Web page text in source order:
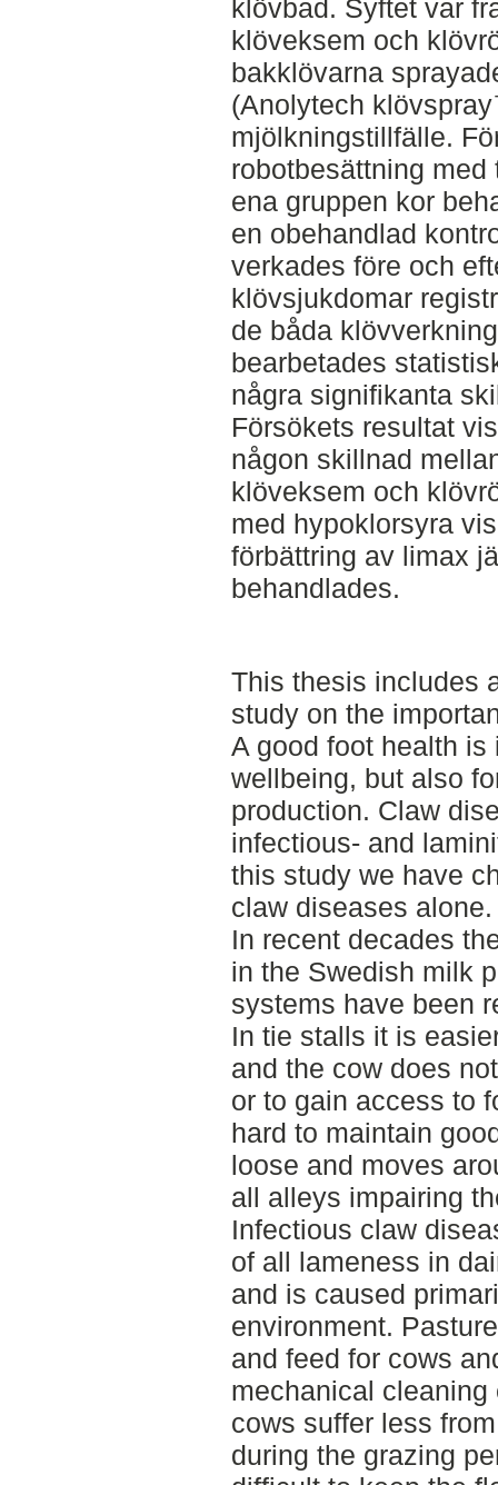
klövbad. Syftet var
klöveksem och
bakklövarna
(Anolytech
mjölkningstillfälle.
robotbesättning
ena gruppen kor
en obehandlad
verkades före och
klövsjukdomar
de båda
bearbetades
några signifikanta
Försökets resultat
någon skillnad
klöveksem och
med hypoklorsyra
förbättring av limax
behandlades.
This thesis includes
study on the
A good foot health is
wellbeing, but also
production. Claw
infectious- and
this study we have
claw diseases alone.
In recent decades
in the Swedish milk
systems have been
In tie stalls it is
and the cow does
or to gain access to
hard to maintain
loose and moves
all alleys impairing
Infectious claw
of all lameness in
and is caused
environment.
and feed for cows
mechanical
cows suffer less
during the grazing